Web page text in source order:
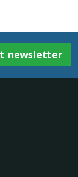
newsletter